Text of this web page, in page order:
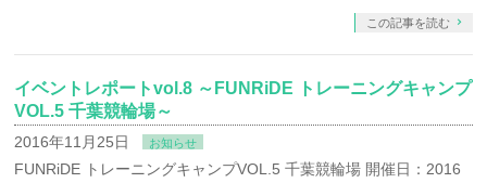
この記事を読む
イベントレポートvol.8 ～FUNRiDE トレーニングキャンプ
VOL.5 千葉競輪場～
2016年11月25日 お知らせ
FUNRiDE トレーニングキャンプVOL.5 千葉競輪場 開催日：2016